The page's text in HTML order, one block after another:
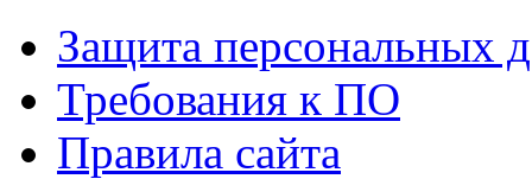
Защита персональных
Требования к ПО
Правила сайта